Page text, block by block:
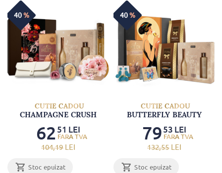
40%
CUTIE CADOU
CHAMPAGNE CRUSH
104,19 LEI
62 51 LEI
Stoc epuizat
40%
CUTIE CADOU
BUTTERFLY BEAUTY
132,55 LEI
79 53 LEI
Stoc epuizat